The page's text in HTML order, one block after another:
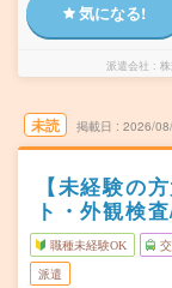
気になる!
派遣会社
未読 掲載日 2026/
【未経験の
ト・外観検
職種未経験OK
派遣